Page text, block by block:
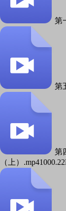
第
第
第
（上）.mp4